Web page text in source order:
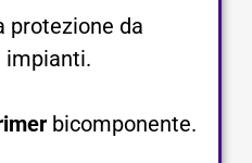
protezione da
impianti.​
bicomponente.​